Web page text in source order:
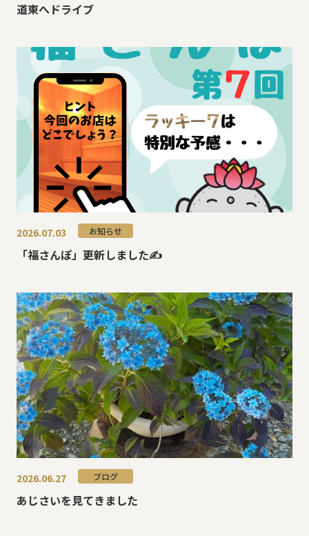
道東へドライブ
2026.07.03 お知らせ
「福さんぽ」更新しました✍
2026.06.27 ブログ
あじさいを見てきました